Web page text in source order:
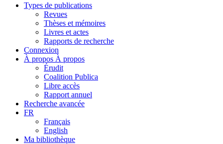
Types de publications
Revues
Thèses et mémoires
Livres et actes
Rapports de recherche
Connexion
À propos À propos
Érudit
Coalition Publica
Libre accès
Rapport annuel
Recherche avancée
FR
Français
English
Ma bibliothèque